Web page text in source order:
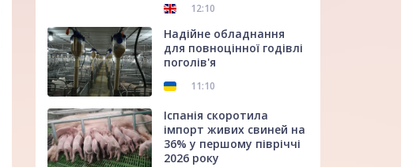
12:10
Надійне обладнання
для повноцінної годівлі
поголів'я
11:10
Іспанія скоротила
імпорт живих свиней на
36% у першому півріччі
2026 року